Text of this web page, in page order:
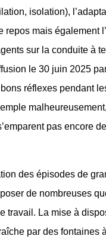
isolation),
repos mais également
sur la conduite à
le 30 juin 2025
réflexes pendant
pas encore
des épisodes de
de nombreuses
travail. La mise à
par des fontaines